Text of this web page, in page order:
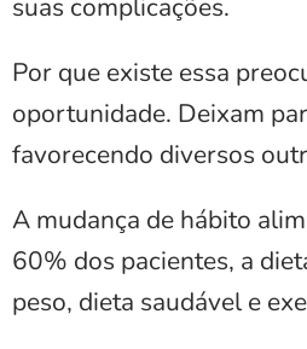
suas complicações.
Por que existe essa
oportunidade. Deixam
favorecendo diversos
A mudança de hábito
60% dos pacientes, a
peso, dieta saudável e